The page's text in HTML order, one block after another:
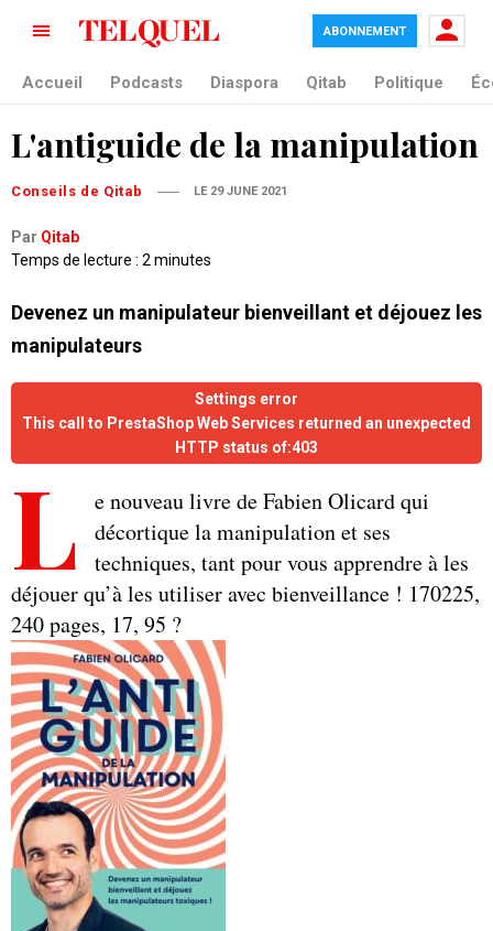
ABONNEMENT
Accueil Podcasts Diaspora Qitab Politique
L'antiguide de la manipulation
Conseils de Qitab LE 29 JUNE 2021
Par Qitab
Temps de lecture : 2 minutes
Devenez un manipulateur bienveillant et déjouez les
manipulateurs
Settings error
This call to PrestaShop Web Services returned an unexpected
HTTP status of:403
L
e nouveau livre de Fabien Olicard qui
décortique la manipulation et ses
techniques, tant pour vous apprendre à les
déjouer qu’à les utiliser avec bienveillance ! 170225,
240 pages, 17, 95 ?